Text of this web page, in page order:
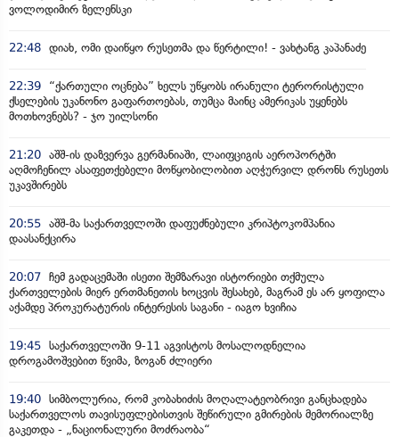
ვოლოდიმირ ზელენსკი
22:48 დიახ, ომი დაიწყო რუსეთმა და წერტილი! - ვახტანგ კაპანაძე
22:39
“ქართული ოცნება” ხელს უწყობს ირანული ტერორისტული
ქსელების უკანონო გაფართოებას, თუმცა მაინც ამერიკას უყენებს
მოთხოვნებს? - ჯო უილსონი
21:20 აშშ-ის დაზვერვა გერმანიაში, ლაიფციგის აეროპორტში
აღმოჩენილ ასაფეთქებელი მოწყობილობით აღჭურვილ დრონს რუსეთს
უკავშირებს
20:55 აშშ-მა საქართველოში დაფუძნებული კრიპტოკომპანია
დაასანქცირა
20:07 ჩემ გადაცემაში ისეთი შემზარავი ისტორიები თქმულა
ქართველების მიერ ერთმანეთის ხოცვის შესახებ, მაგრამ ეს არ ყოფილა
აქამდე პროკურატურის ინტერესის საგანი - იაგო ხვიჩია
19:45 საქართველოში 9-11 აგვისტოს მოსალოდნელია
დროგამოშვებით წვიმა, ზოგან ძლიერი
19:40 სიმბოლურია, რომ კობახიძის მოღალატეობრივი განცხადება
საქართველოს თავისუფლებისთვის შეწირული გმირების მემორიალზე
გაკეთდა - „ნაციონალური მოძრაობა“